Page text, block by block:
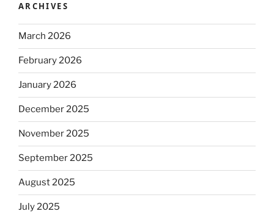
ARCHIVES
March 2026
February 2026
January 2026
December 2025
November 2025
September 2025
August 2025
July 2025